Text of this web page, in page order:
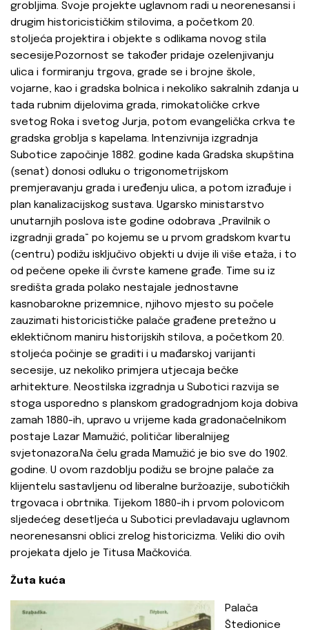
grobljima. Svoje projekte uglavnom radi u neorenesansi i
drugim historicističkim stilovima, a početkom 20.
stoljeća projektira i objekte s odlikama novog stila
secesije.Pozornost se također pridaje ozelenjivanju
ulica i formiranju trgova, grade se i brojne škole,
vojarne, kao i gradska bolnica i nekoliko sakralnih zdanja u
tada rubnim dijelovima grada, rimokatoličke crkve
svetog Roka i svetog Jurja, potom evangelička crkva te
gradska groblja s kapelama. Intenzivnija izgradnja
Subotice započinje 1882. godine kada Gradska skupština
(senat) donosi odluku o trigonometrijskom
premjeravanju grada i uređenju ulica, a potom izrađuje i
plan kanalizacijskog sustava. Ugarsko ministarstvo
unutarnjih poslova iste godine odobrava „Pravilnik o
izgradnji grada“ po kojemu se u prvom gradskom kvartu
(centru) podižu isključivo objekti u dvije ili više etaža, i to
od pečene opeke ili čvrste kamene građe. Time su iz
središta grada polako nestajale jednostavne
kasnobarokne prizemnice, njihovo mjesto su počele
zauzimati historicističke palače građene pretežno u
eklektičnom maniru historijskih stilova, a početkom 20.
stoljeća počinje se graditi i u mađarskoj varijanti
secesije, uz nekoliko primjera utjecaja bečke
arhitekture. Neostilska izgradnja u Subotici razvija se
stoga usporedno s planskom gradogradnjom koja dobiva
zamah 1880-ih, upravo u vrijeme kada gradonačelnikom
postaje Lazar Mamužić, političar liberalnijeg
svjetonazora.Na čelu grada Mamužić je bio sve do 1902.
godine. U ovom razdoblju podižu se brojne palače za
klijentelu sastavljenu od liberalne buržoazije, subotičkih
trgovaca i obrtnika. Tijekom 1880-ih i prvom polovicom
sljedećeg desetljeća u Subotici prevladavaju uglavnom
neorenesansni oblici zrelog historicizma. Veliki dio ovih
projekata djelo je Titusa Mačkovića.
Žuta kuća
Palača
Štedionice